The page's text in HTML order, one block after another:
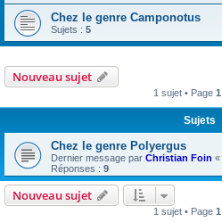
Chez le genre Camponotus
Sujets : 5
Nouveau sujet
1 sujet • Page 1
Sujets
Chez le genre Polyergus
Dernier message par Christian Foin «
Réponses : 9
Nouveau sujet
1 sujet • Page 1